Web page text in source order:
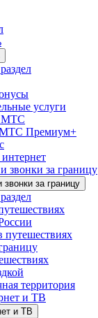
услуги
МТС
Премиум+
звонки за границу
за границу
путешествиях
территория
и ТВ
и ТВ